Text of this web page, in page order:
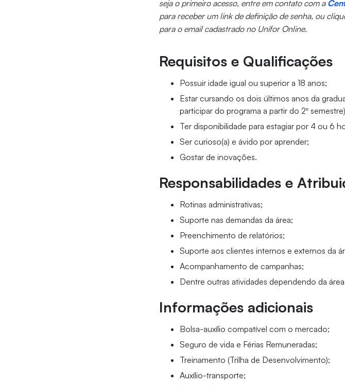
seja o primeiro acesso, entre em contato com a
para receber um link de definição de senha, ou
para o email cadastrado no Unifor Online.
Requisitos e Qualificações
Possuir idade igual ou superior a 18 anos;
Estar cursando os dois últimos anos da
participar do programa a partir do 2º
Ter disponibilidade para estagiar por 4 ou 6
Ser curioso(a) e ávido por aprender;
Gostar de inovações.
Responsabilidades e
Rotinas administrativas;
Suporte nas demandas da área;
Preenchimento de relatórios;
Suporte aos clientes internos e externos da
Acompanhamento de campanhas;
Dentre outras atividades dependendo da
Informações adicionais
Bolsa-auxílio compatível com o mercado;
Seguro de vida e Férias Remuneradas;
Treinamento (Trilha de Desenvolvimento);
Auxílio-transporte;